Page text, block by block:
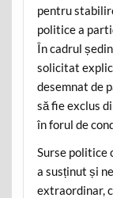
pentru
politice a
În cadrul
solicitat
desemnat de
să fie exclus
în forul de
Surse politice
a susținut și
extraordinar,